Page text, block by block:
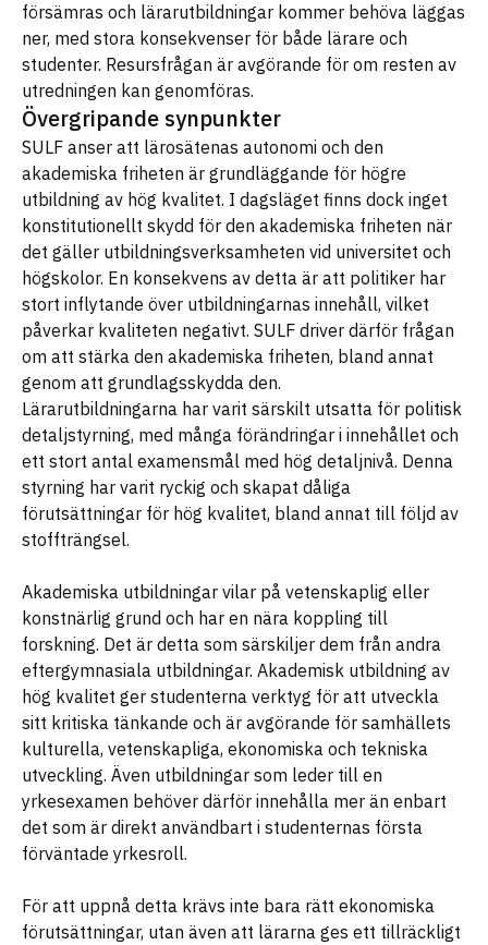
försämras och lärarutbildningar kommer behöva läggas
ner, med stora konsekvenser för både lärare och
studenter. Resursfrågan är avgörande för om resten av
utredningen kan genomföras.
Övergripande synpunkter
SULF anser att lärosätenas autonomi och den
akademiska friheten är grundläggande för högre
utbildning av hög kvalitet. I dagsläget finns dock inget
konstitutionellt skydd för den akademiska friheten när
det gäller utbildningsverksamheten vid universitet och
högskolor. En konsekvens av detta är att politiker har
stort inflytande över utbildningarnas innehåll, vilket
påverkar kvaliteten negativt. SULF driver därför frågan
om att stärka den akademiska friheten, bland annat
genom att grundlagsskydda den.
Lärarutbildningarna har varit särskilt utsatta för politisk
detaljstyrning, med många förändringar i innehållet och
ett stort antal examensmål med hög detaljnivå. Denna
styrning har varit ryckig och skapat dåliga
förutsättningar för hög kvalitet, bland annat till följd av
stoffträngsel.
Akademiska utbildningar vilar på vetenskaplig eller
konstnärlig grund och har en nära koppling till
forskning. Det är detta som särskiljer dem från andra
eftergymnasiala utbildningar. Akademisk utbildning av
hög kvalitet ger studenterna verktyg för att utveckla
sitt kritiska tänkande och är avgörande för samhällets
kulturella, vetenskapliga, ekonomiska och tekniska
utveckling. Även utbildningar som leder till en
yrkesexamen behöver därför innehålla mer än enbart
det som är direkt användbart i studenternas första
förväntade yrkesroll.
För att uppnå detta krävs inte bara rätt ekonomiska
förutsättningar, utan även att lärarna ges ett tillräckligt